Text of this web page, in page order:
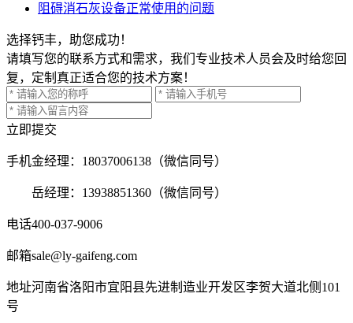
阻碍消石灰设备正常使用的问题
选择钙丰，助您成功！
请填写您的联系方式和需求，我们专业技术人员会及时给您回
复，定制真正适合您的技术方案！
立即提交
手机金经理：18037006138（微信同号）
岳经理：13938851360（微信同号）
电话400-037-9006
邮箱sale@ly-gaifeng.com
地址河南省洛阳市宜阳县先进制造业开发区李贺大道北侧101
号